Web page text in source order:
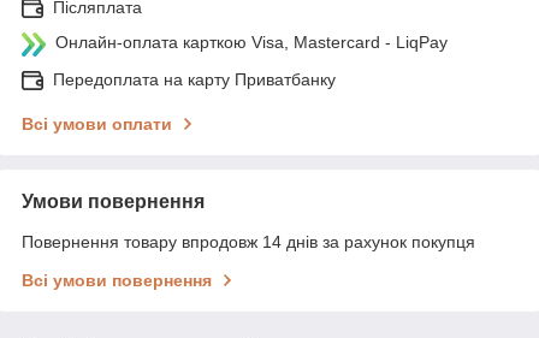
Післяплата
Онлайн-оплата карткою Visa, Mastercard - LiqPay
Передоплата на карту Приватбанку
Всі умови оплати
Умови повернення
Повернення товару впродовж 14 днів за рахунок покупця
Всі умови повернення